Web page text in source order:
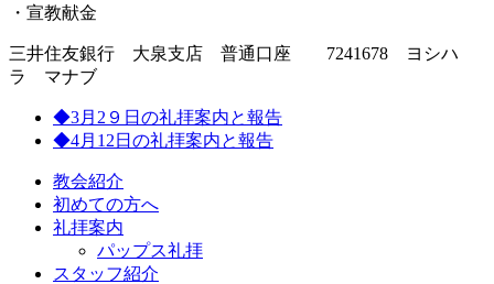
・宣教献金
三井住友銀行 大泉支店 普通口座 7241678 ヨシハ
ラ マナブ
◆3月2９日の礼拝案内と報告
◆4月12日の礼拝案内と報告
教会紹介
初めての方へ
礼拝案内
パップス礼拝
スタッフ紹介